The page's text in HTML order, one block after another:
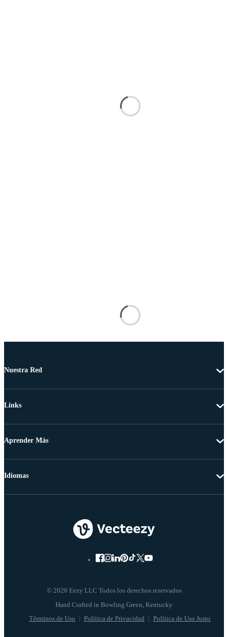
Nuestra Red
Links
Aprender Más
© 2026 Eezy LLC Todos los derechos reservados
Términos de Uso Política de Privacidad Política de Uso Justo
Idiomas